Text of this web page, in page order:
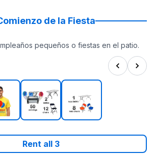
de la Fiesta
pequeños o fiestas en el patio.
Rent all 3